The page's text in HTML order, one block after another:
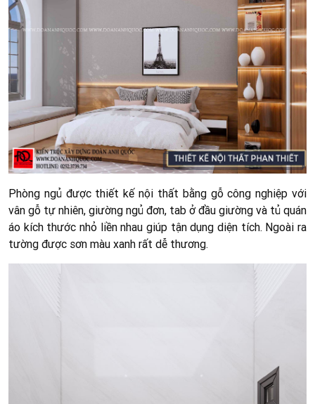
Phòng ngủ được thiết kế nội thất bằng gỗ công nghiệp với
vân gỗ tự nhiên, giường ngủ đơn, tab ở đầu giường và tủ quán
áo kích thước nhỏ liền nhau giúp tận dụng diện tích. Ngoài ra
tường được sơn màu xanh rất dễ thương.